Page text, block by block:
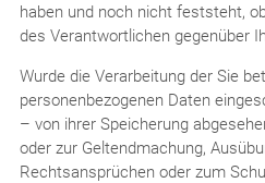
haben und noch nicht feststeht,
des Verantwortlichen gegenüber
Wurde die Verarbeitung der Sie
personenbezogenen Daten
– von ihrer Speicherung
oder zur Geltendmachung,
Rechtsansprüchen oder zum